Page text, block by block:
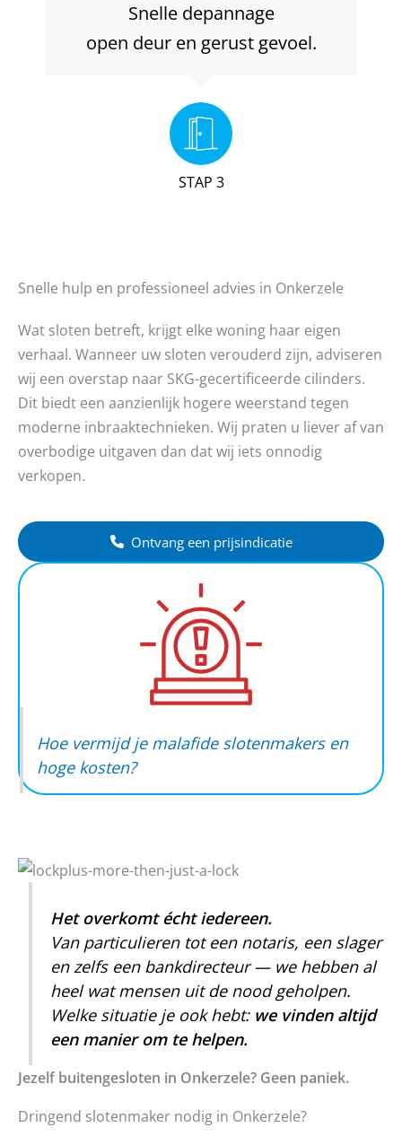
Snelle depannage
open deur en gerust gevoel.
STAP 3
Snelle hulp en professioneel advies in Onkerzele
Wat sloten betreft, krijgt elke woning haar eigen
verhaal. Wanneer uw sloten verouderd zijn, adviseren
wij een overstap naar SKG-gecertificeerde cilinders.
Dit biedt een aanzienlijk hogere weerstand tegen
moderne inbraaktechnieken. Wij praten u liever af van
overbodige uitgaven dan dat wij iets onnodig
verkopen.
Ontvang een prijsindicatie
Hoe vermijd je malafide slotenmakers en
hoge kosten?
Het overkomt écht iedereen.
Van particulieren tot een notaris, een slager
en zelfs een bankdirecteur — we hebben al
heel wat mensen uit de nood geholpen.
Welke situatie je ook hebt: we vinden altijd
een manier om te helpen.
Jezelf buitengesloten in Onkerzele? Geen paniek.
Dringend slotenmaker nodig in Onkerzele?